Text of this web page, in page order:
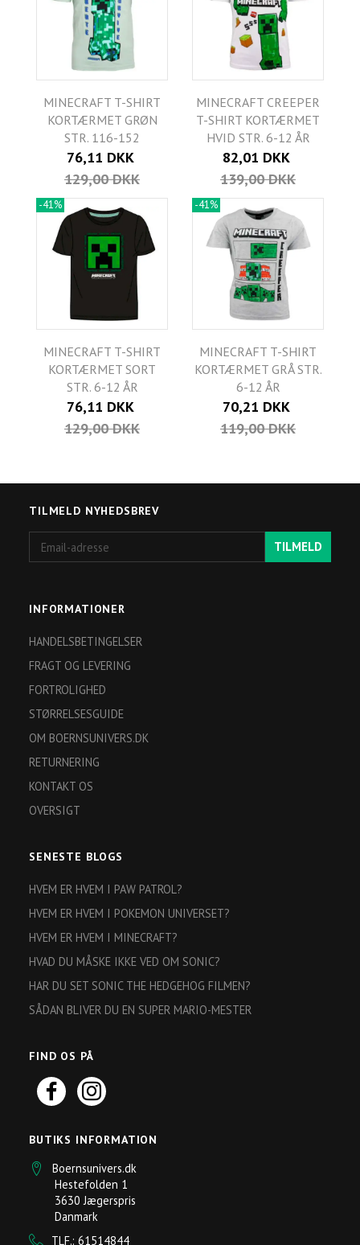
MINECRAFT T-SHIRT
KORTÆRMET GRØN
STR. 116-152
76,11 DKK
129,00 DKK
MINECRAFT CREEPER
T-SHIRT KORTÆRMET
HVID STR. 6-12 ÅR
82,01 DKK
139,00 DKK
-41%
MINECRAFT T-SHIRT
KORTÆRMET SORT
STR. 6-12 ÅR
76,11 DKK
129,00 DKK
-41%
MINECRAFT T-SHIRT
KORTÆRMET GRÅ STR.
6-12 ÅR
70,21 DKK
119,00 DKK
TILMELD NYHEDSBREV
adresse
TILMELD
INFORMATIONER
HANDELSBETINGELSER
FRAGT OG LEVERING
FORTROLIGHED
STØRRELSESGUIDE
OM BOERNSUNIVERS.DK
RETURNERING
KONTAKT OS
OVERSIGT
SENESTE BLOGS
HVEM ER HVEM I PAW PATROL?
HVEM ER HVEM I POKEMON UNIVERSET?
HVEM ER HVEM I MINECRAFT?
HVAD DU MÅSKE IKKE VED OM SONIC?
HAR DU SET SONIC THE HEDGEHOG FILMEN?
SÅDAN BLIVER DU EN SUPER MARIO-MESTER
FIND OS PÅ
BUTIKS INFORMATION
Boernsunivers.dk
Hestefolden 1
3630 Jægerspris
Danmark
TLF.: 61514844